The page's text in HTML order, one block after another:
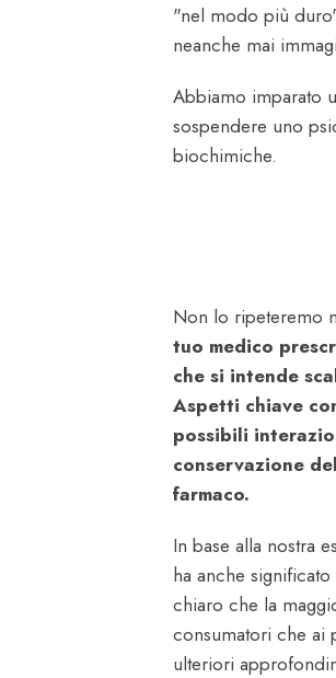
"nel modo più
neanche mai
Abbiamo imparato
sospendere uno
biochimiche.
Non lo ripeteremo
tuo medico
che si intende
Aspetti chiave
possibili
conservazione
farmaco.
In base alla nostra
ha anche
chiaro che la
consumatori che ai
ulteriori